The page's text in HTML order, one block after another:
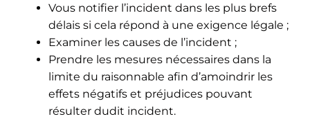
Vous notifier l’incident dans les plus brefs
délais si cela répond à une exigence légale ;
Examiner les causes de l’incident ;
Prendre les mesures nécessaires dans la
limite du raisonnable afin d’amoindrir les
effets négatifs et préjudices pouvant
résulter dudit incident.